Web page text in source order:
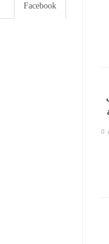
0
Facebook